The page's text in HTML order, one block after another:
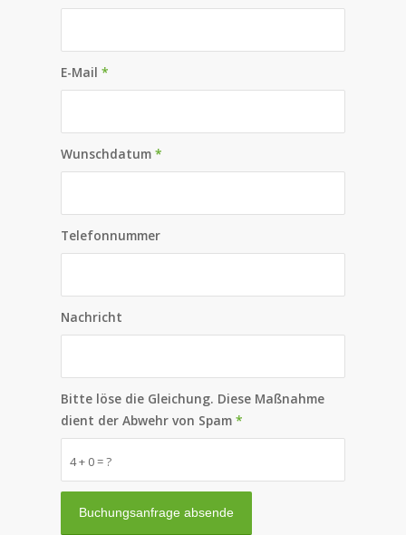
E-Mail *
Wunschdatum *
Telefonnummer
Nachricht
4 + 0 = ?
Bitte löse die Gleichung. Diese Maßnahme
dient der Abwehr von Spam *